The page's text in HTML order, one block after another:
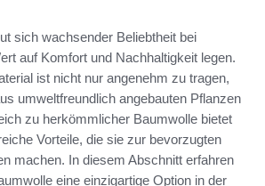
sich wachsender Beliebtheit bei
auf Komfort und Nachhaltigkeit legen.
ist nicht nur angenehm zu tragen,
umweltfreundlich angebauten Pflanzen
zu herkömmlicher Baumwolle bietet
Vorteile, die sie zur bevorzugten
machen. In diesem Abschnitt erfahren
eine einzigartige Option in der